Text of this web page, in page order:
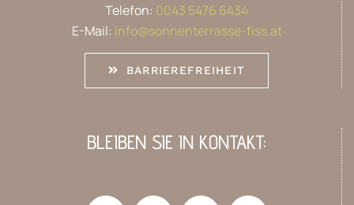
Telefon: 0043 5476 6434
E-Mail: info@sonnenterrasse-fiss.at
BARRIEREFREIHEIT
BLEIBEN SIE IN KONTAKT: